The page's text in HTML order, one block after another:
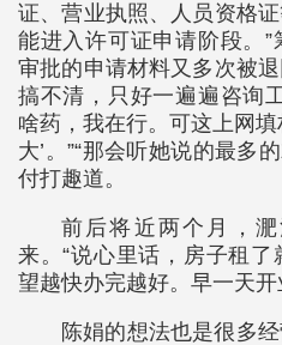
证、营业执照、人员资格
能进入许可证申请阶段。
审批的申请材料又多次被
搞不清，只好一遍遍咨询
啥药，我在行。可这上网
大’。”“那会听她说的最多
付打趣道。
前后将近两个月，
来。“说心里话，房子租
望越快办完越好。早一天
陈娟的想法也是很多